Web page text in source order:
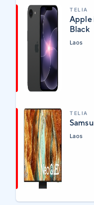
TELIA
Apple
Black
Laos
TELIA
Laos